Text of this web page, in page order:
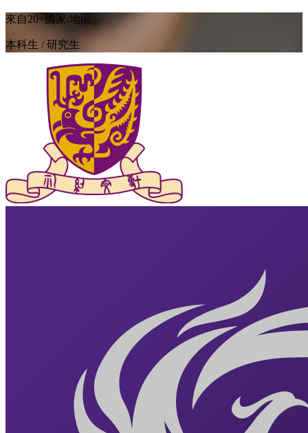
來自20+國家/地區
本科生 / 研究生